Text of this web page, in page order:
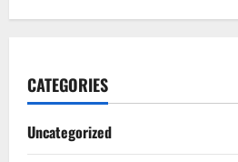
CATEGORIES
Uncategorized